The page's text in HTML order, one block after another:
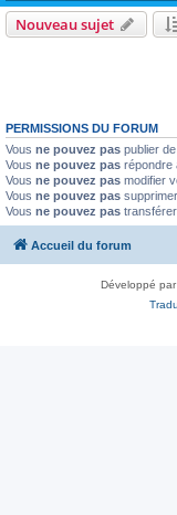
Nouveau sujet
PERMISSIONS DU FORUM
Vous ne pouvez pas publier
Vous ne pouvez pas répondre
Vous ne pouvez pas modifier
Vous ne pouvez pas
Vous ne pouvez pas
Accueil du forum
Développé par